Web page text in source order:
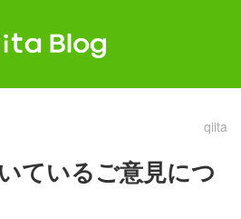
qiita
ているご意見につ